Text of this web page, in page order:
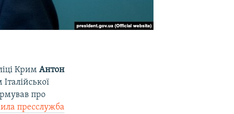
КримАнтон
про
пресслужба